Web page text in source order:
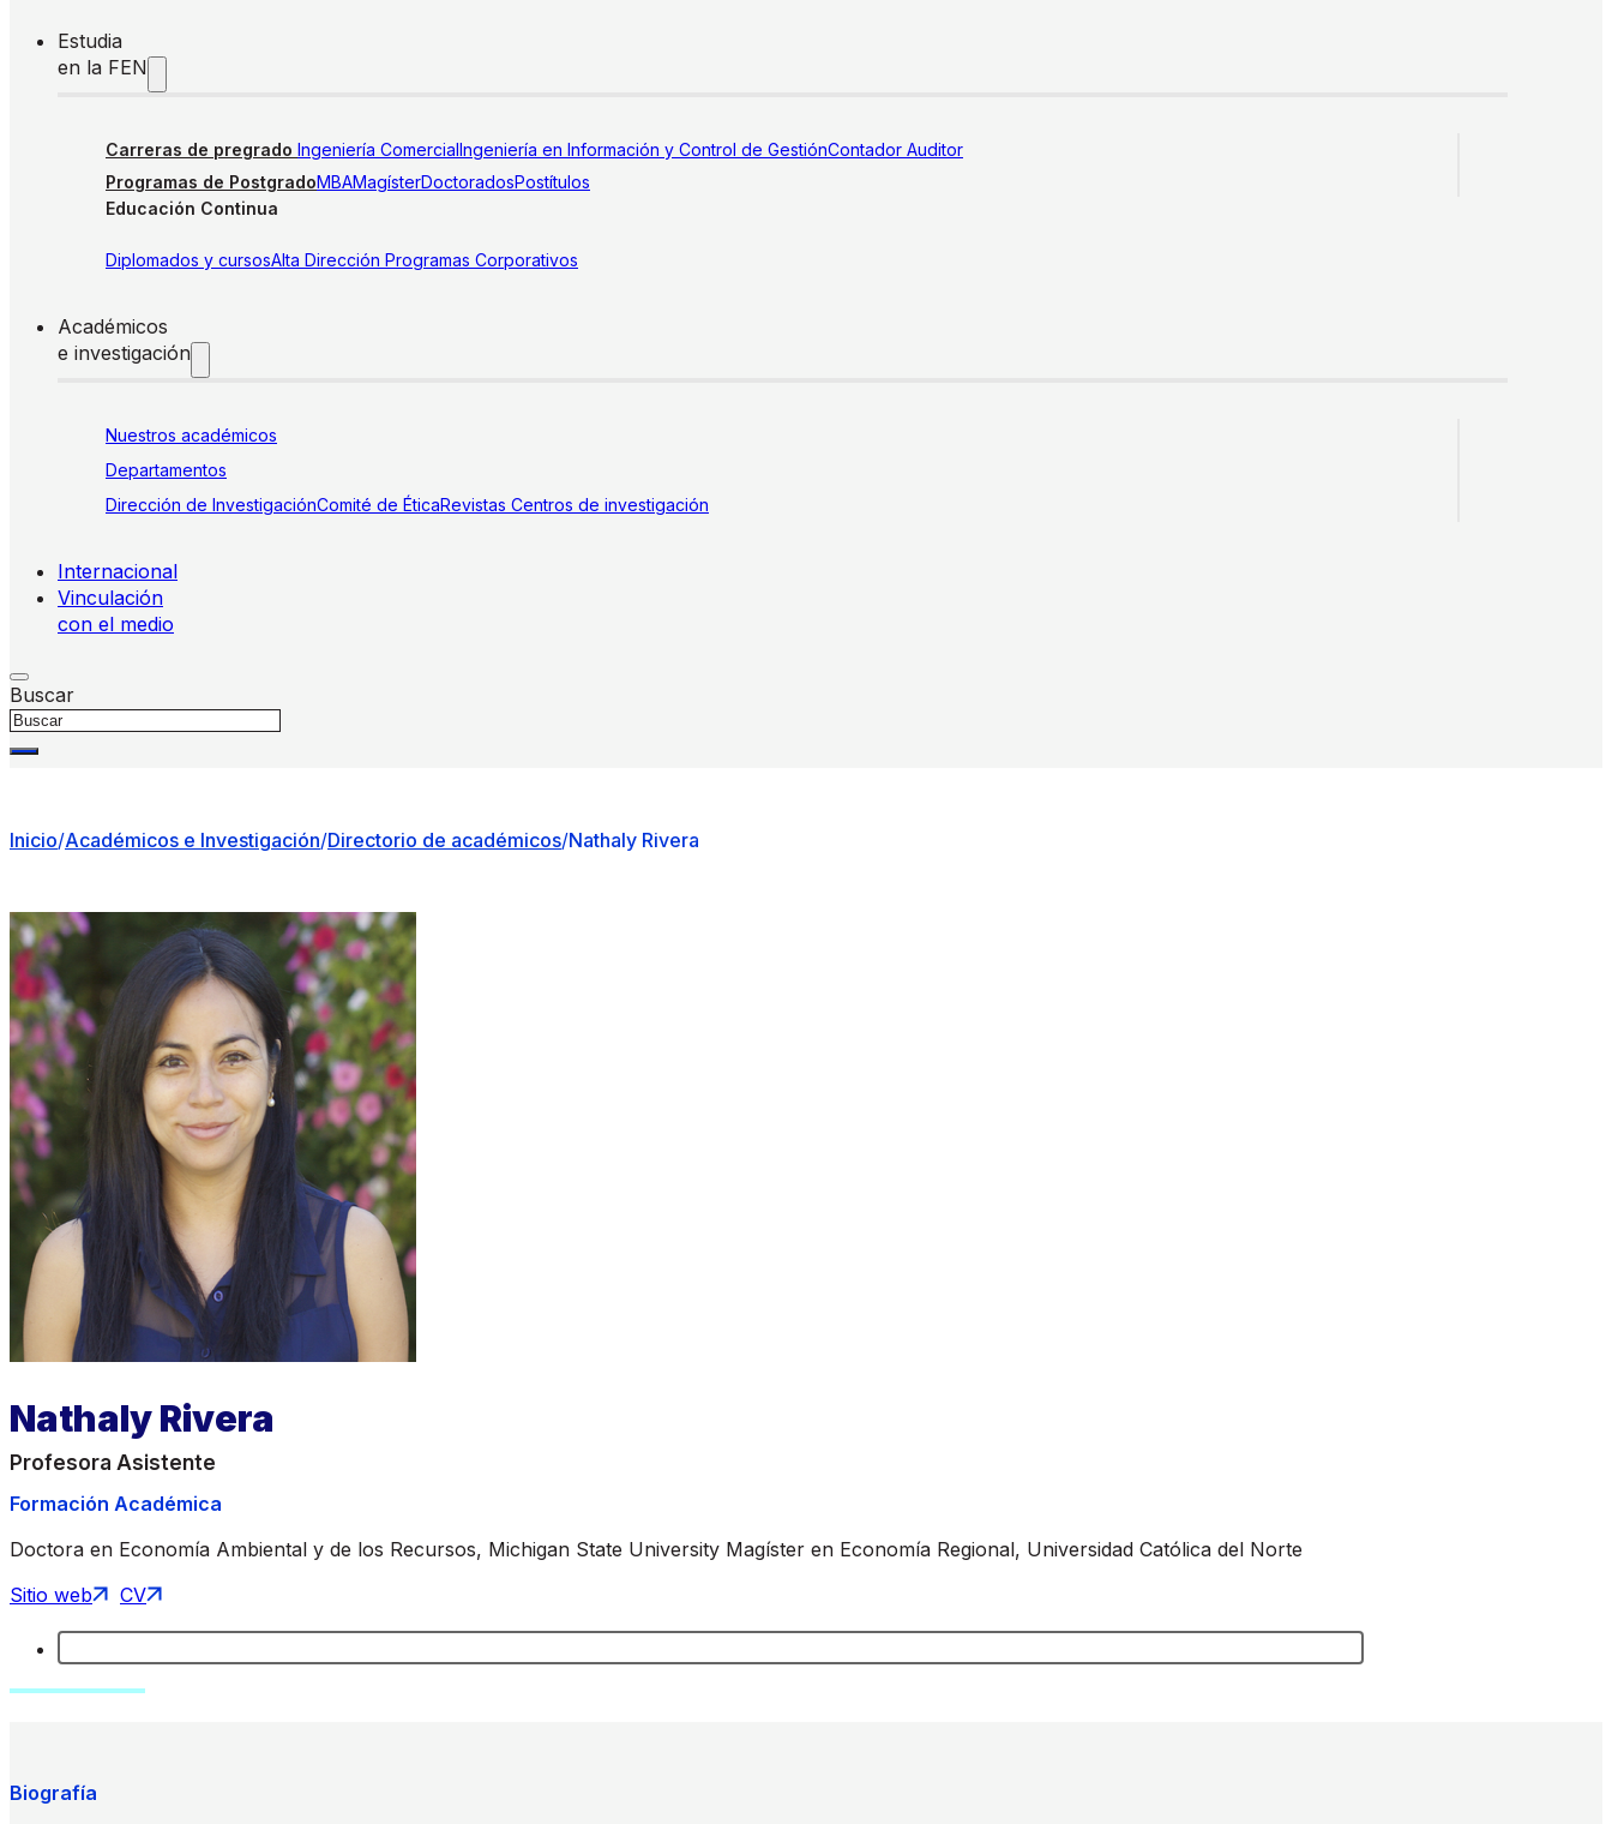
Estudia
en la FEN
Carreras de pregrado Ingeniería ComercialIngeniería en Información y Control de GestiónContador Auditor
Programas de PostgradoMBAMagísterDoctoradosPostítulos
Educación Continua
Diplomados y cursosAlta Dirección Programas Corporativos
Académicos
e investigación
Nuestros académicos
Departamentos
Dirección de InvestigaciónComité de ÉticaRevistas Centros de investigación
Internacional
Vinculación
con el medio
Buscar
Inicio/Académicos e Investigación/Directorio de académicos/Nathaly Rivera
Nathaly Rivera
Profesora Asistente
Formación Académica
Doctora en Economía Ambiental y de los Recursos, Michigan State University Magíster en Economía Regional, Universidad Católica del Norte
Sitio web
CV
Biografía